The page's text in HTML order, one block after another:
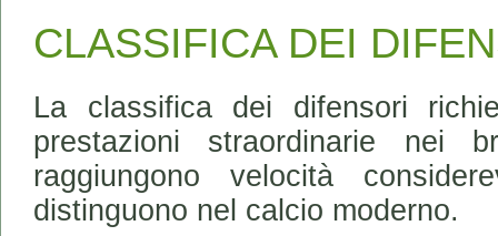
CLASSIFICA DEI
La classifica dei difensori
prestazioni straordinarie nei
raggiungono velocità
distinguono nel calcio moderno.